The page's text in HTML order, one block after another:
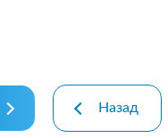
Назад